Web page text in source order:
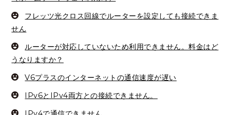
ョ
ン
フレッツ光クロス回線でルーターを設定しても接続できま
せん
ルーターが対応していないため利用できません。料金はど
うなりますか？
V6プラスのインターネットの通信速度が遅い
IPv6とIPv4両方との接続できません。